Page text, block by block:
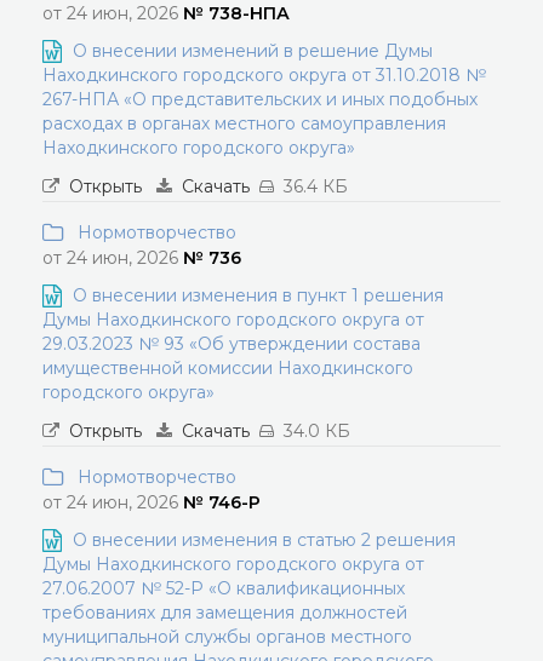
от 24 июн, 2026 № 738-НПА
О внесении изменений в решение Думы
Находкинского городского округа от 31.10.2018 №
267-НПА «О представительских и иных подобных
расходах в органах местного самоуправления
Находкинского городского округа»
Открыть
Скачать 36.4 КБ
Нормотворчество
от 24 июн, 2026 № 736
О внесении изменения в пункт 1 решения
Думы Находкинского городского округа от
29.03.2023 № 93 «Об утверждении состава
имущественной комиссии Находкинского
городского округа»
Открыть
Скачать 34.0 КБ
Нормотворчество
от 24 июн, 2026 № 746-Р
О внесении изменения в статью 2 решения
Думы Находкинского городского округа от
27.06.2007 № 52-Р «О квалификационных
требованиях для замещения должностей
муниципальной службы органов местного